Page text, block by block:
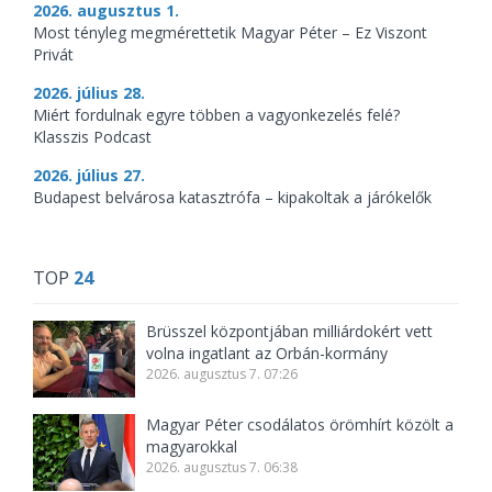
2026. augusztus 1.
Most tényleg megmérettetik Magyar Péter – Ez Viszont
Privát
2026. július 28.
Miért fordulnak egyre többen a vagyonkezelés felé?
Klasszis Podcast
2026. július 27.
Budapest belvárosa katasztrófa – kipakoltak a járókelők
TOP 24
Brüsszel központjában milliárdokért vett
volna ingatlant az Orbán-kormány
2026. augusztus 7. 07:26
Magyar Péter csodálatos örömhírt közölt a
magyarokkal
2026. augusztus 7. 06:38